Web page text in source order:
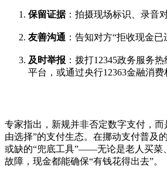
保留证据：拍摄现场标识、录音
友善沟通 ：告知对方“拒收现金已
及时举报 ：拨打12345政务服务
平台，或通过央行12363金融消费
专家指出，新规并非否定数字支付，而
由选择”的支付生态。在挪动支付普及
或缺的“兜底工具”——无论是老人买菜
故障，现金都能确保“有钱花得出去”。